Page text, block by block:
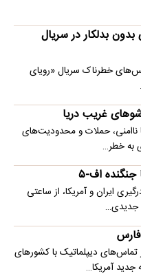
بدلکار در سریال
خطرناک سریال «رویای
غریب دریا
ناامنی، حملات و محدودیت‌های
به خطر…
اف-۵
ایران و آمریکا، از ساعتی
جدیدی…
تماس‌های دیپلماتیک با کشورهای
آمریکا…